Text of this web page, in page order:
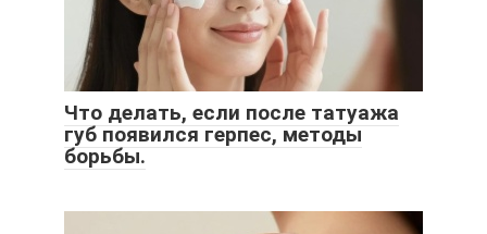
Что делать, если после татуажа
губ появился герпес, методы
борьбы.